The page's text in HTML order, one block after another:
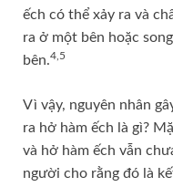
ếch có thể xảy ra và
ra ở một bên hoặc
bên.4,5
Vì vậy, nguyên nhân
ra hở hàm ếch là gì?
và hở hàm ếch vẫn
người cho rằng đó là